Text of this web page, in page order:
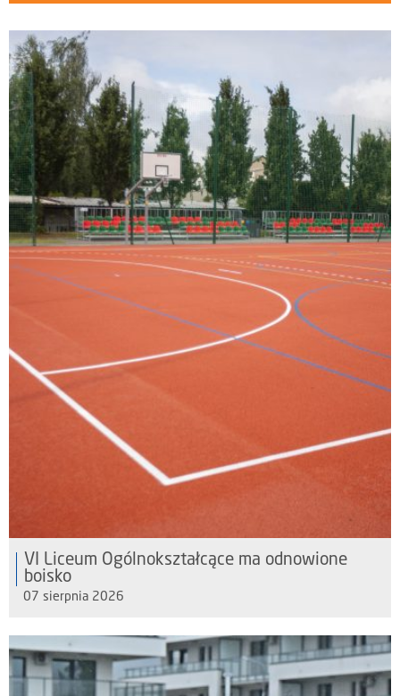
VI Liceum Ogólnokształcące ma odnowione
boisko
07 sierpnia 2026